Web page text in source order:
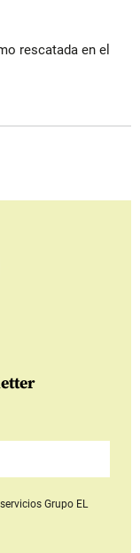
rescatada en el
Grupo EL